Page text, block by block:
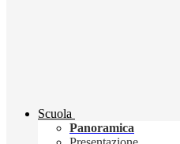
Scuola
Panoramica